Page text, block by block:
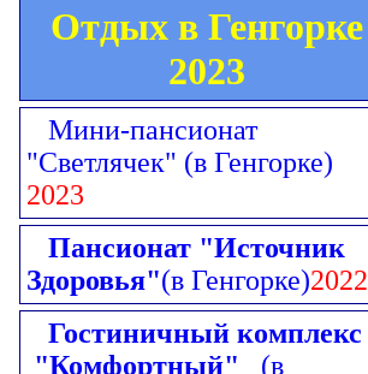
Отдых в Генгорке
2023
Мини-пансионат
"Светлячек" (в Генгорке)
2023
Пансионат "Источник
Здоровья"(в Генгорке)2022
Гостиничный комплекс
"Комфортный" (в